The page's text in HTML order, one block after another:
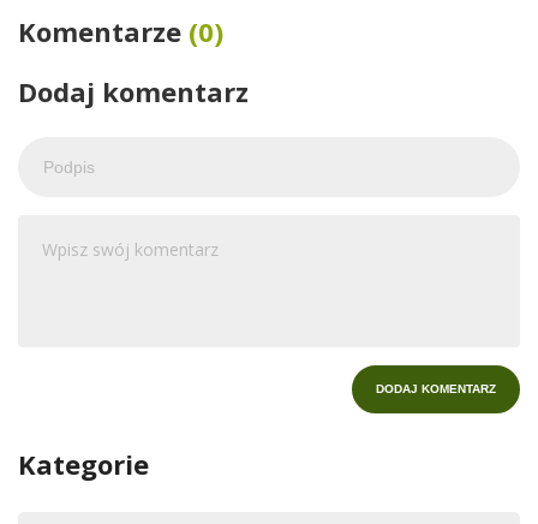
Komentarze (0)
Dodaj komentarz
Kategorie